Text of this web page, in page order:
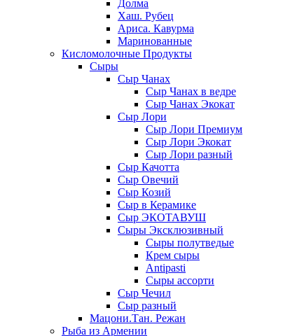
Долма
Хаш. Рубец
Ариса. Кавурма
Маринованные
Кисломолочные Продукты
Сыры
Сыр Чанах
Сыр Чанах в ведре
Сыр Чанах Экокат
Сыр Лори
Сыр Лори Премиум
Сыр Лори Экокат
Сыр Лори разный
Сыр Качотта
Сыр Овечий
Сыр Козий
Сыр в Керамике
Сыр ЭКОТАВУШ
Сыры Эксклюзивный
Сыры полутведые
Крем сыры
Antipasti
Сыры ассорти
Сыр Чечил
Сыр разный
Мацони.Тан. Режан
Рыба из Армении